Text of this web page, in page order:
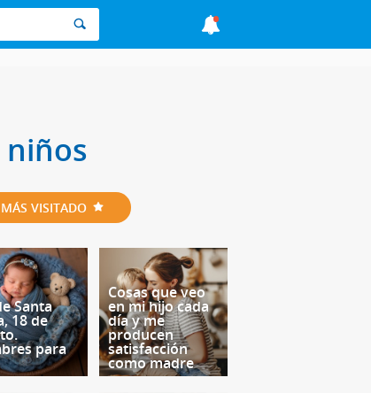
VISITADO
Santa
18 de
para
Cosas que veo
en mi hijo cada
día y me
producen
satisfacción
como madre